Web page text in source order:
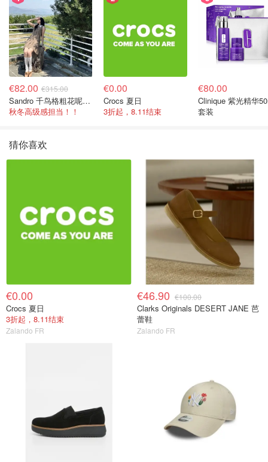
€82.00 €315.00
Sandro 千鸟格粗花呢连衣裙
秋冬高级感担当！！
€0.00
Crocs 夏日
3折起，8.11结束
€80.00
Clinique 紫光精华
套装
猜你喜欢
€0.00
Crocs 夏日
3折起，8.11结束
Zalando FR
€46.90 €100.00
Clarks Originals DESERT JANE 芭
蕾鞋
Zalando FR